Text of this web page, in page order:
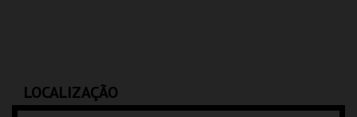
LOCALIZAÇÃO